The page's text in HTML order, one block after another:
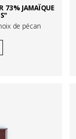
73% JAMAÏQUE
de pécan